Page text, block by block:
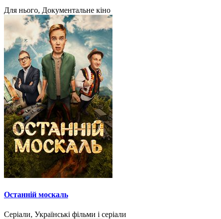
Для нього, Документальне кіно
Останній москаль
Серіали, Українські фільми і серіали